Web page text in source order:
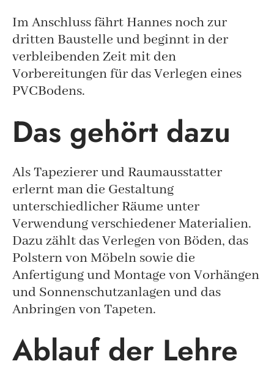
Im Anschluss fährt Hannes noch zur
dritten Baustelle und beginnt in der
verbleibenden Zeit mit den
Vorbereitungen für das Verlegen eines
PVCBodens.
Das gehört dazu
Als Tapezierer und Raumausstatter
erlernt man die Gestaltung
unterschiedlicher Räume unter
Verwendung verschiedener Materialien.
Dazu zählt das Verlegen von Böden, das
Polstern von Möbeln sowie die
Anfertigung und Montage von Vorhängen
und Sonnenschutzanlagen und das
Anbringen von Tapeten.
Ablauf der Lehre